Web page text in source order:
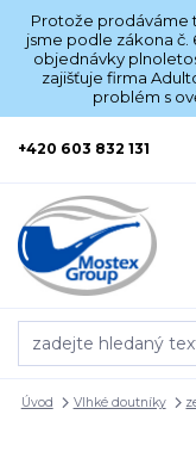
Protože prodáváme
jsme podle zákona č.
objednávky
zajišťuje firma
problém s
+420 603 832 131
Úvod Vlhké doutníky